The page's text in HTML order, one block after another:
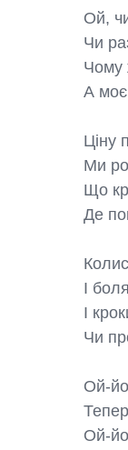
Ой,
Чи
Чому
А моє
Ціну
Ми
Що
Де
І
І
Чи
Ой-
Ой-